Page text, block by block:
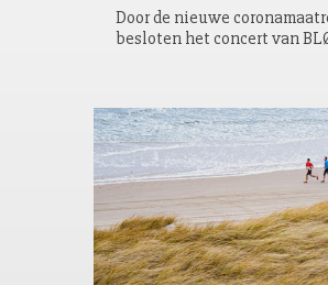
Door de nieuwe
besloten het concert van
afgekondigde maatregelen